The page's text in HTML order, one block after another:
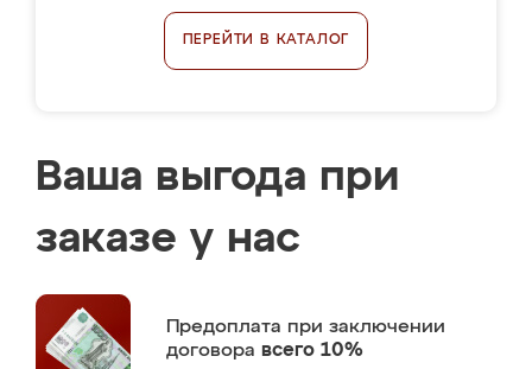
ПЕРЕЙТИ В КАТАЛОГ
Ваша выгода при
заказе у нас
Предоплата при заключении
договора всего 10%